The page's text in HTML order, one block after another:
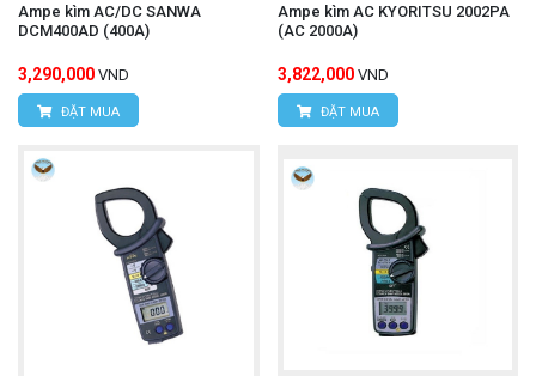
Ampe kìm AC/DC SANWA
DCM400AD (400A)
3,290,000 VND
ĐẶT MUA
Ampe kìm AC KYORITSU 2002PA
(AC 2000A)
3,822,000 VND
ĐẶT MUA